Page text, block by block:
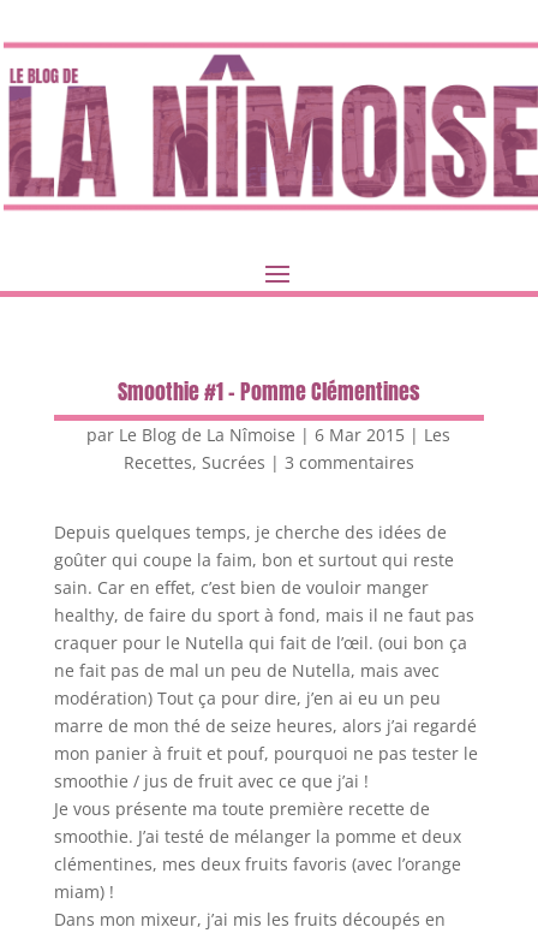
Smoothie #1 – Pomme Clémentines
par Le Blog de La Nîmoise |6 Mar 2015 | Les
Recettes, Sucrées | 3 commentaires
Depuis quelques temps, je cherche des idées de
goûter qui coupe la faim, bon et surtout qui reste
sain. Car en effet, c’est bien de vouloir manger
healthy, de faire du sport à fond, mais il ne faut pas
craquer pour le Nutella qui fait de l’œil. (oui bon ça
ne fait pas de mal un peu de Nutella, mais avec
modération) Tout ça pour dire, j’en ai eu un peu
marre de mon thé de seize heures, alors j’ai regardé
mon panier à fruit et pouf, pourquoi ne pas tester le
smoothie / jus de fruit avec ce que j’ai !
Je vous présente ma toute première recette de
smoothie. J’ai testé de mélanger la pomme et deux
clémentines, mes deux fruits favoris (avec l’orange
miam) !
Dans mon mixeur, j’ai mis les fruits découpés en